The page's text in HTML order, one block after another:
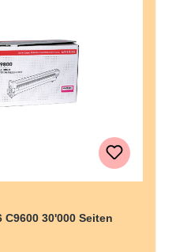
C9600 30'000 Seiten